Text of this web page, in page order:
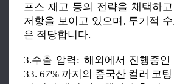
프스 재고 등의 전략을 채택하
저항을 보이고 있으며, 투기적
은 적당합니다.
3.수출 압력: 해외에서 진행중
33. 67% 까지의 중국산 컬러 코